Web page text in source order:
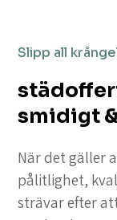
Slipp all
smidigt
När det gäller
pålitlighet,
strävar efter